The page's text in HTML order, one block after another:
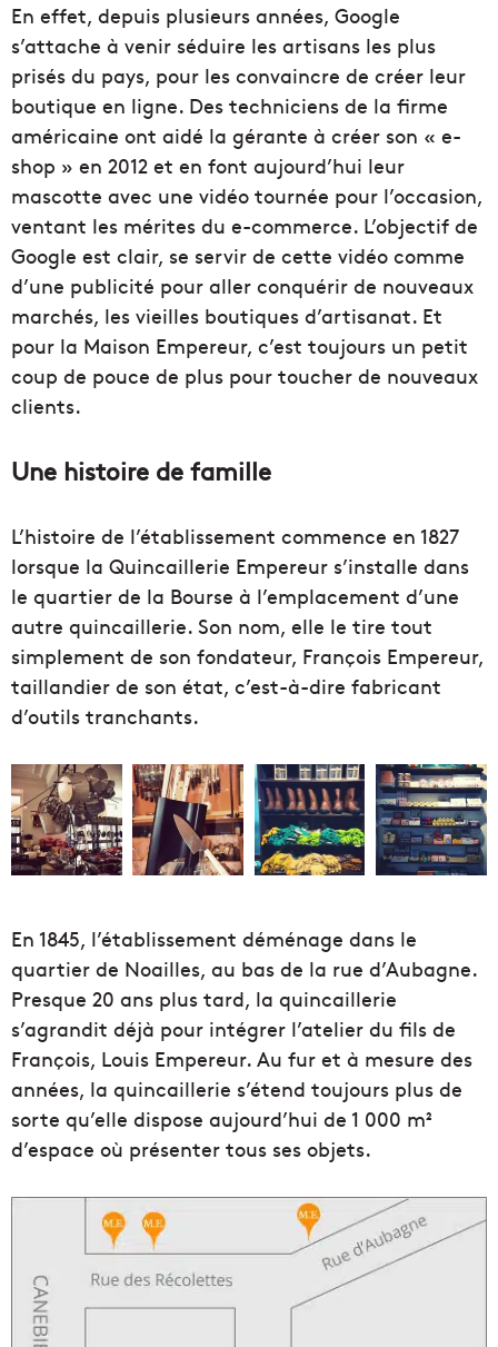
En effet, depuis plusieurs années, Google
s’attache à venir séduire les artisans les plus
prisés du pays, pour les convaincre de créer leur
boutique en ligne. Des techniciens de la firme
américaine ont aidé la gérante à créer son « e-
shop » en 2012 et en font aujourd’hui leur
mascotte avec une vidéo tournée pour l’occasion,
ventant les mérites du e-commerce. L’objectif de
Google est clair, se servir de cette vidéo comme
d’une publicité pour aller conquérir de nouveaux
marchés, les vieilles boutiques d’artisanat. Et
pour la Maison Empereur, c’est toujours un petit
coup de pouce de plus pour toucher de nouveaux
clients.
Une histoire de famille
L’histoire de l’établissement commence en 1827
lorsque la Quincaillerie Empereur s’installe dans
le quartier de la Bourse à l’emplacement d’une
autre quincaillerie. Son nom, elle le tire tout
simplement de son fondateur, François Empereur,
taillandier de son état, c’est-à-dire fabricant
d’outils tranchants.
En 1845, l’établissement déménage dans le
quartier de Noailles, au bas de la rue d’Aubagne.
Presque 20 ans plus tard, la quincaillerie
s’agrandit déjà pour intégrer l’atelier du fils de
François, Louis Empereur. Au fur et à mesure des
années, la quincaillerie s’étend toujours plus de
sorte qu’elle dispose aujourd’hui de 1 000 m²
d’espace où présenter tous ses objets.